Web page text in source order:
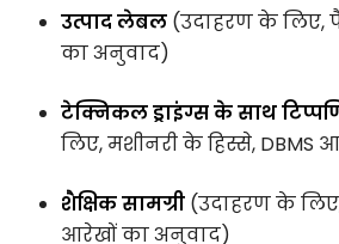
उत्पाद लेबल (उदाहरण के
का अनुवाद)
टेक्निकल ड्राइंग्स के साथ
लिए, मशीनरी के हिस्से, DBMS
शैक्षिक सामग्री (उदाहरण के
आरेखों का अनुवाद)